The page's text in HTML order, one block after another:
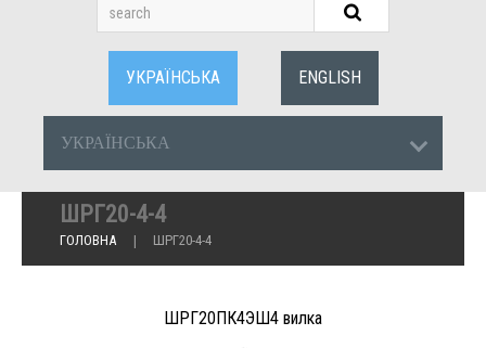
УКРАЇНСЬКА ENGLISH
УКРАЇНСЬКА
ШРГ20-4-4
ГОЛОВНА ШРГ20-4-4
ШРГ20ПК4ЭШ4 вилка